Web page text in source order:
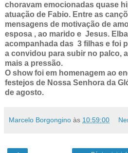
choravam emocionadas quase
atuação de Fabio. Entre as
mensagens de motivação de
esposa , ao marido e Jesus.
acompanhada das 3 filhas e foi
a convidou para subir no palco,
mais a pressão.
O show foi em homenagem ao
festejos de Nossa Senhora da
de agosto.
Marcelo Borgongino às 10:59:00